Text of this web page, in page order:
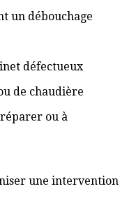
un débouchage
défectueux
de chaudière
ou à
une intervention